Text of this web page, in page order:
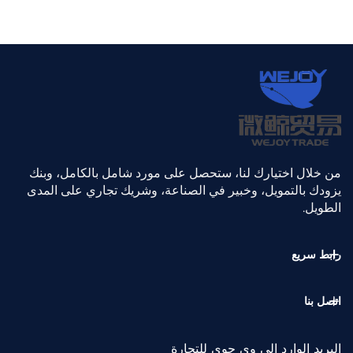
من خلال اختيارك لنا، ستحصل على مورد شامل بالكامل، وبنك
يزودك بالتمويل، وخبير في الصناعة، وشريك تجاري على المدى
الطويل.
رابط سريع
اتصل بنا
البريد الوارد إلى وي جوي للتجارة